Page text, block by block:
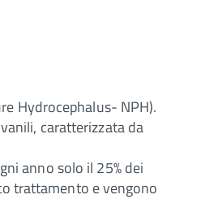
Hydrocephalus- NPH).
caratterizzata da
anno solo il 25% dei
trattamento e vengono